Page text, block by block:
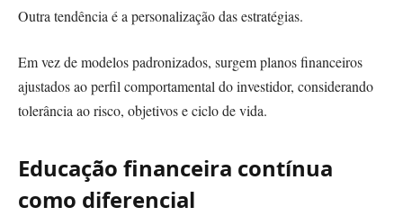
Outra tendência é a personalização das estratégias.
Em vez de modelos padronizados, surgem planos financeiros
ajustados ao perfil comportamental do investidor, considerando
tolerância ao risco, objetivos e ciclo de vida.
Educação financeira contínua
como diferencial